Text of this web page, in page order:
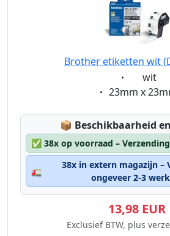
Brother etiketten wit
Eigenschaft:
wit
Eigenschaft:
23mm x
📦 Lagerstatus:
Beschikbaarheid
✅ 38x op voorraad –
🚛
38x in extern magazijn –
ongeveer 2-3
13,98 EUR
Exclusief BTW, plus